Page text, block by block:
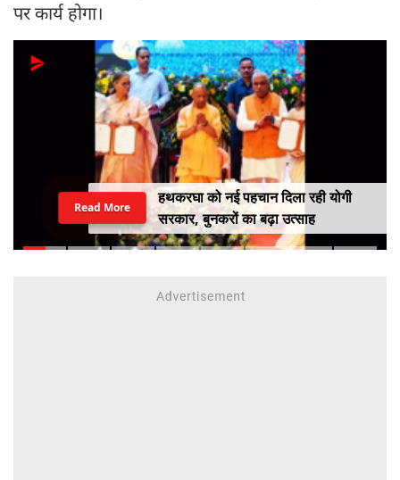
पर कार्य होगा।
हथकरघा को नई पहचान दिला रही योगी
सरकार, बुनकरों का बढ़ा उत्साह
Read More